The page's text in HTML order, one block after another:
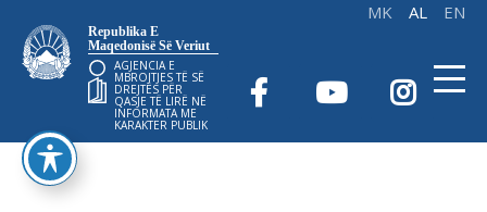
Republika E
Maqedonisë Së Veriut
AGJENCIA E
MBROJTJES TË SË
DREJTËS PËR
QASJE TË LIRË NË
INFORMATA ME
KARAKTER PUBLIK